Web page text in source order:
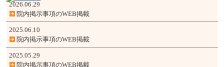
2026.06.29
院内掲示事項のWEB掲載
2025.06.10
院内掲示事項のWEB掲載
2025.05.29
院内掲示事項のWEB掲載